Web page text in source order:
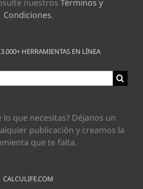
nuestros Términos y
Condiciones.
HERRAMIENTAS EN LÍNEA
que necesitas? Déjanos un
publicación y creamos la
que te falta.
CALCULIFE.COM